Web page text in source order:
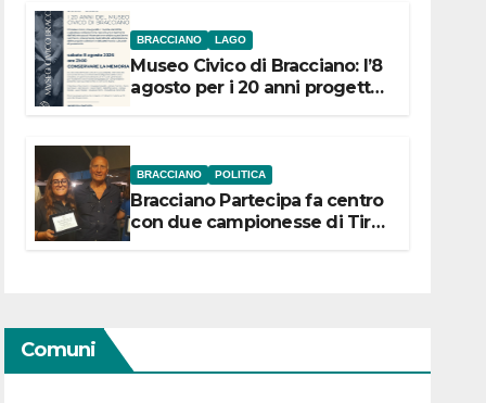
BRACCIANO LAGO
Museo Civico di Bracciano: l’8
agosto per i 20 anni progetto
BRACCIANO POLITICA
Bracciano Partecipa fa centro
con due campionesse di Tiro
Comuni